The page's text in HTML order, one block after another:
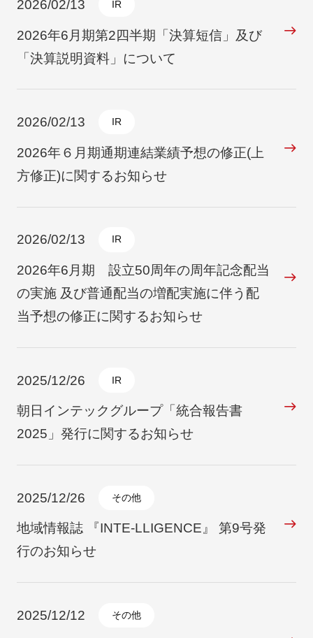
2026/02/13 IR
2026年6月期第2四半期「決算短信」及び
「決算説明資料」について
2026/02/13 IR
2026年６月期通期連結業績予想の修正(上
方修正)に関するお知らせ
2026/02/13 IR
2026年6月期 設立50周年の周年記念配当
の実施 及び普通配当の増配実施に伴う配
当予想の修正に関するお知らせ
2025/12/26 IR
朝日インテックグループ「統合報告書
2025」発行に関するお知らせ
2025/12/26 その他
地域情報誌 『INTE-LLIGENCE』 第9号発
行のお知らせ
2025/12/12 その他